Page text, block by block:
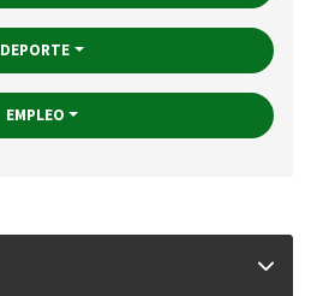
DEPORTE
EMPLEO